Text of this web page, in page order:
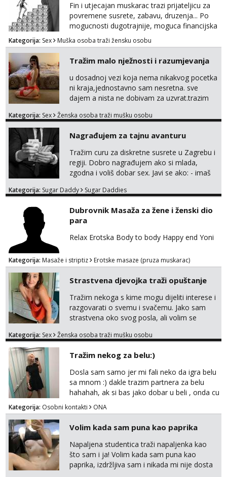
Fin i utjecajan muskarac trazi prijateljicu za
povremene susrete, zabavu, druzenja... Po
mogucnosti dugotrajnije, moguca financijska
potpora!
Kategorija: Sex Muška osoba traži žensku osobu
Tražim malo nježnosti i razumjevanja
u dosadnoj vezi koja nema nikakvog pocetka
ni kraja,jednostavno sam nesretna. sve
dajem a nista ne dobivam za uzvrat.trazim
trazim puno samo malo njeznosti i
poljupce po tijelu koji me jako
pale,obozavam kad muskarac preuzme
kontrolu . javi se :) Klikni na link ispod i nadji
me tamo, cekam te!
Kategorija: Sex Ženska osoba traži mušku osobu
Nagrađujem za tajnu avanturu
Tražim curu za diskretne susrete u Zagrebu i
regiji. Dobro nagrađujem ako si mlada,
zgodna i voliš dobar sex. Javi se ako: - imaš
kosu - se dobro ljubiš - si fleksibilna s
dostupna radnim danom (vikendi i noći su za
obitelj) - vodiš brigu o zdravlju i koristiš
zaštitu Ne javljajte se: - debele - frajeri i
Kategorija: Sugar Daddy Sugar Daddies
Dubrovnik Masaža za žene i ženski dio
para
Relax Erotska Body to body Happy end Yoni
Kategorija: Masaže i striptiz Erotske masaze (pruza muskarac)
Strastvena djevojka traži opuštanje
Tražim nekoga s kime mogu dijeliti interese i
razgovarati o svemu i svačemu. Jako sam
strastvena oko svog posla, ali volim se
Voljela bi naci nekoga pa da se nemoram
ispod i nadji me tamo, cekam te!
Kategorija: Sex Ženska osoba traži mušku osobu
Tražim nekog za belu:)
Dosla sam samo jer mi fali neko da igra belu
sa mnom :) dakle trazim partnera za belu
hahahah, ak si bas jako dobar u beli , onda cu
razmislit za dalje Klikni na link ispod i nadji me
tamo, cekam te!
Kategorija: Osobni kontakti ONA
Volim kada sam puna kao paprika
Napaljena studentica traži napaljenka kao
što sam i ja! Volim kada sam puna kao
paprika, izdržljiva sam i nikada mi nije dosta